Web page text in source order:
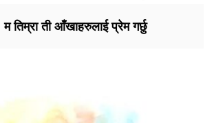
तिम्रा ती आँखाहरुलाई प्रेम गर्छु